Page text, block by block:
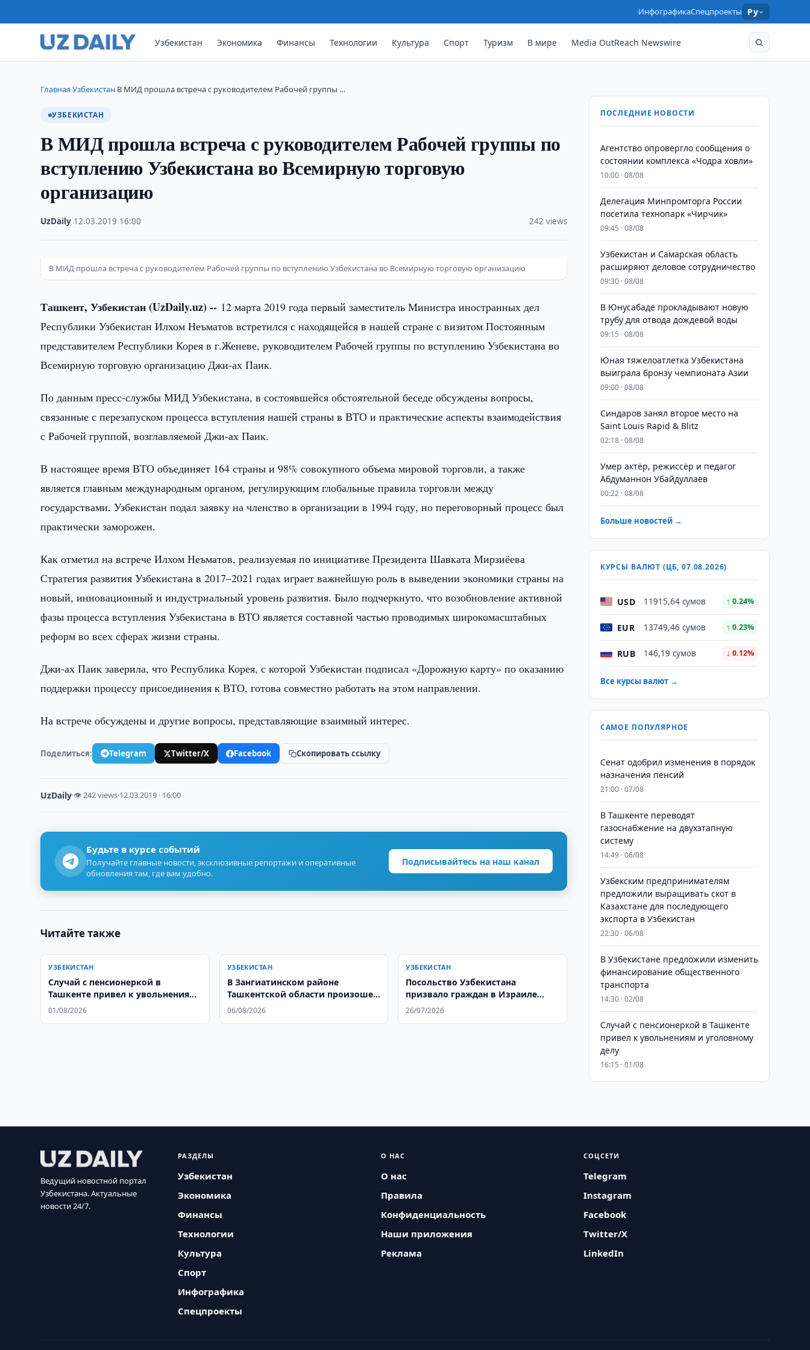
ИнфографикаСпецпроекты Ру
Узбекистан Экономика Финансы Технологии Культура Спорт Туризм В мире Media OutReach Newswire
Главная›Узбекистан›В МИД прошла встреча с руководителем Рабочей группы …
УЗБЕКИСТАН
В МИД прошла встреча с руководителем Рабочей группы по
вступлению Узбекистана во Всемирную торговую
организацию
UzDaily 12.03.2019 16:00 242 views
В МИД прошла встреча с руководителем Рабочей группы по вступлению Узбекистана во Всемирную торговую организацию
Ташкент, Узбекистан (UzDaily.uz) -- 12 марта 2019 года первый заместитель Министра иностранных дел
Республики Узбекистан Илхом Неъматов встретился с находящейся в нашей стране с визитом Постоянным
представителем Республики Корея в г.Женеве, руководителем Рабочей группы по вступлению Узбекистана во
Всемирную торговую организацию Джи-ах Паик.
По данным пресс-службы МИД Узбекистана, в состоявшейся обстоятельной беседе обсуждены вопросы,
связанные с перезапуском процесса вступления нашей страны в ВТО и практические аспекты взаимодействия
с Рабочей группой, возглавляемой Джи-ах Паик.
В настоящее время ВТО объединяет 164 страны и 98% совокупного объема мировой торговли, а также
является главным международным органом, регулирующим глобальные правила торговли между
государствами. Узбекистан подал заявку на членство в организации в 1994 году, но переговорный процесс был
практически заморожен.
Как отметил на встрече Илхом Неъматов, реализуемая по инициативе Президента Шавката Мирзиёева
Стратегия развития Узбекистана в 2017–2021 годах играет важнейшую роль в выведении экономики страны на
новый, инновационный и индустриальный уровень развития. Было подчеркнуто, что возобновление активной
фазы процесса вступления Узбекистана в ВТО является составной частью проводимых широкомасштабных
реформ во всех сферах жизни страны.
Джи-ах Паик заверила, что Республика Корея, с которой Узбекистан подписал «Дорожную карту» по оказанию
поддержки процессу присоединения к ВТО, готова совместно работать на этом направлении.
На встрече обсуждены и другие вопросы, представляющие взаимный интерес.
Поделиться: Telegram Twitter/X Facebook Скопировать ссылку
UzDaily·👁 242 views·12.03.2019 · 16:00
Будьте в курсе событий
Получайте главные новости, эксклюзивные репортажи и оперативные
обновления там, где вам удобно.
Подписывайтесь на наш канал
Читайте также
УЗБЕКИСТАН
Случай с пенсионеркой в
Ташкенте привел к увольнениям
и уголовному делу
01/08/2026
УЗБЕКИСТАН
В Зангиатинском районе
Ташкентской области произошел
пожар в магазине
06/08/2026
УЗБЕКИСТАН
Посольство Узбекистана
призвало граждан в Израиле
соблюдать меры безопасности
26/07/2026
ПОСЛЕДНИЕ НОВОСТИ
Агентство опровергло сообщения о
состоянии комплекса «Чодра ховли»
10:00 · 08/08
Делегация Минпромторга России
посетила технопарк «Чирчик»
09:45 · 08/08
Узбекистан и Самарская область
расширяют деловое сотрудничество
09:30 · 08/08
В Юнусабаде прокладывают новую
трубу для отвода дождевой воды
09:15 · 08/08
Юная тяжелоатлетка Узбекистана
выиграла бронзу чемпионата Азии
09:00 · 08/08
Синдаров занял второе место на
Saint Louis Rapid & Blitz
02:18 · 08/08
Умер актёр, режиссёр и педагог
Абдуманнон Убайдуллаев
00:22 · 08/08
Больше новостей →
КУРСЫ ВАЛЮТ (ЦБ, 07.08.2026)
USD 11915,64 сумов ↑ 0.24%
EUR 13749,46 сумов ↑ 0.23%
RUB 146,19 сумов ↓ 0.12%
Все курсы валют →
САМОЕ ПОПУЛЯРНОЕ
Сенат одобрил изменения в порядок
назначения пенсий
21:00 · 07/08
В Ташкенте переводят
газоснабжение на двухэтапную
систему
14:49 · 06/08
Узбекским предпринимателям
предложили выращивать скот в
Казахстане для последующего
экспорта в Узбекистан
22:30 · 06/08
В Узбекистане предложили изменить
финансирование общественного
транспорта
14:30 · 02/08
Случай с пенсионеркой в Ташкенте
привел к увольнениям и уголовному
делу
16:15 · 01/08
Ведущий новостной портал
Узбекистана. Актуальные
новости 24/7.
РАЗДЕЛЫ
Узбекистан
Экономика
Финансы
Технологии
Культура
Спорт
Инфографика
Спецпроекты
О НАС
О нас
Правила
Конфиденциальность
Наши приложения
Реклама
СОЦСЕТИ
Telegram
Instagram
Facebook
Twitter/X
LinkedIn